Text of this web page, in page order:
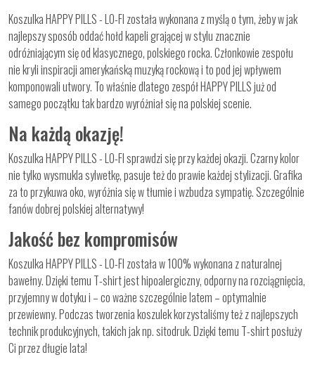
Koszulka HAPPY PILLS - LO-FI została wykonana z myślą o tym, żeby w jak
najlepszy sposób oddać hołd kapeli grającej w stylu znacznie
odróżniającym się od klasycznego, polskiego rocka. Członkowie zespołu
nie kryli inspiracji amerykańską muzyką rockową i to pod jej wpływem
komponowali utwory. To właśnie dlatego zespół HAPPY PILLS już od
samego początku tak bardzo wyróżniał się na polskiej scenie.
Na każdą okazję!
Koszulka HAPPY PILLS - LO-FI sprawdzi się przy każdej okazji. Czarny kolor
nie tylko wysmukla sylwetkę, pasuje też do prawie każdej stylizacji. Grafika
za to przykuwa oko, wyróżnia się w tłumie i wzbudza sympatię. Szczególnie
fanów dobrej polskiej alternatywy!
Jakość bez kompromisów
Koszulka HAPPY PILLS - LO-FI została w 100% wykonana z naturalnej
bawełny. Dzięki temu T-shirt jest hipoalergiczny, odporny na rozciągnięcia,
przyjemny w dotyku i – co ważne szczególnie latem – optymalnie
przewiewny. Podczas tworzenia koszulek korzystaliśmy też z najlepszych
technik produkcyjnych, takich jak np. sitodruk. Dzięki temu T-shirt posłuży
Ci przez długie lata!